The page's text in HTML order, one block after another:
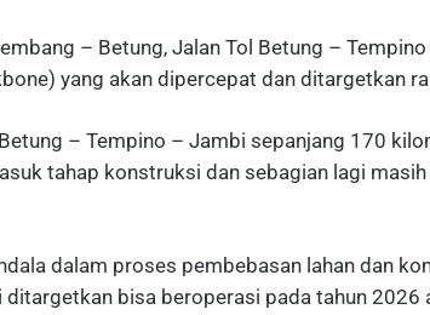
– Betung, Jalan Tol Betung –
yang akan dipercepat dan ditargetkan
– Tempino – Jambi sepanjang 170
tahap konstruksi dan sebagian lagi
dalam proses pembebasan lahan dan
bisa beroperasi pada tahun 2026